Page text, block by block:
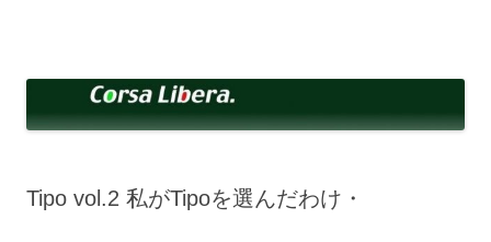
へ
ッ
Tipo vol.2 私がTipoを選んだわけ・